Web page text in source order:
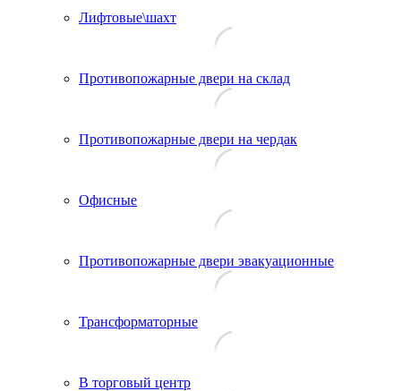
Лифтовые\шахт
Противопожарные двери на склад
Противопожарные двери на чердак
Офисные
Противопожарные двери эвакуационные
Трансформаторные
В торговый центр